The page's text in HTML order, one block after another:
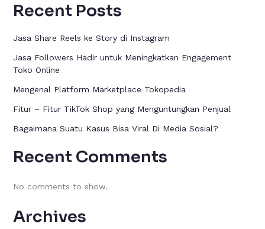
Recent Posts
Jasa Share Reels ke Story di Instagram
Jasa Followers Hadir untuk Meningkatkan Engagement
Toko Online
Mengenal Platform Marketplace Tokopedia
Fitur – Fitur TikTok Shop yang Menguntungkan Penjual
Bagaimana Suatu Kasus Bisa Viral Di Media Sosial?
Recent Comments
No comments to show.
Archives